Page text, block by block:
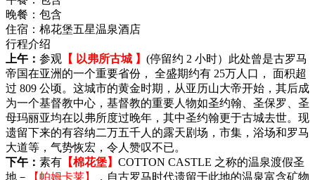
晚餐： 包含
住宿： 棉花堡五星温泉酒店
行程介绍
上午： 参观 【 以弗所古城 】 (停留约 2 小时）此处曾是古罗马
帝国在亚洲的一个重要省份， 全盛期约有 25万人口， 面积超
过 809 公顷。这城市的黄金时期，从亚历山大帝开始，其后成
为一个基督教中心，基督教的重要人物如圣约翰、圣保罗、圣
母玛丽亚均在以弗所度过晚年，其中圣约翰更于古城去世。现
遗留下来的有容纳二万五千人的露天剧场，市集，浴场和罗马
大道等，气势恢宏，令人赞叹不已。
下午： 素有 【棉花堡】 COTTON CASTLE 之称的温泉渡假圣
地－
【帕姆卡莱】
，自古罗马时代遗留于此地的温泉富含矿物